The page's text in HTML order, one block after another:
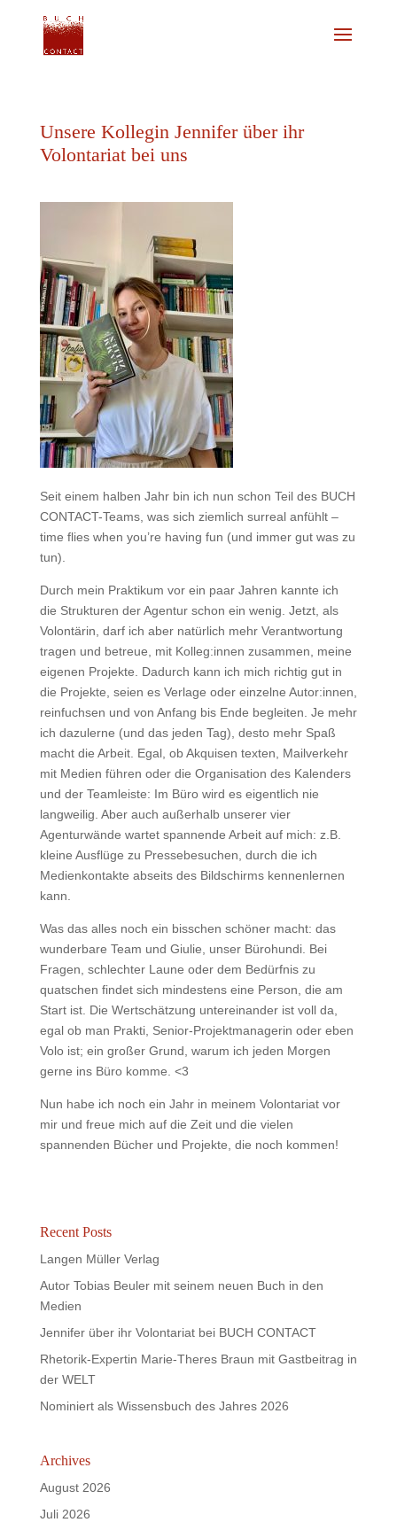
Unsere Kollegin Jennifer über ihr
Volontariat bei uns
Seit einem halben Jahr bin ich nun schon Teil des BUCH
CONTACT-Teams, was sich ziemlich surreal anfühlt –
time flies when you’re having fun (und immer gut was zu
tun).
Durch mein Praktikum vor ein paar Jahren kannte ich
die Strukturen der Agentur schon ein wenig. Jetzt, als
Volontärin, darf ich aber natürlich mehr Verantwortung
tragen und betreue, mit Kolleg:innen zusammen, meine
eigenen Projekte. Dadurch kann ich mich richtig gut in
die Projekte, seien es Verlage oder einzelne Autor:innen,
reinfuchsen und von Anfang bis Ende begleiten. Je mehr
ich dazulerne (und das jeden Tag), desto mehr Spaß
macht die Arbeit. Egal, ob Akquisen texten, Mailverkehr
mit Medien führen oder die Organisation des Kalenders
und der Teamleiste: Im Büro wird es eigentlich nie
langweilig. Aber auch außerhalb unserer vier
Agenturwände wartet spannende Arbeit auf mich: z.B.
kleine Ausflüge zu Pressebesuchen, durch die ich
Medienkontakte abseits des Bildschirms kennenlernen
kann.
Was das alles noch ein bisschen schöner macht: das
wunderbare Team und Giulie, unser Bürohundi. Bei
Fragen, schlechter Laune oder dem Bedürfnis zu
quatschen findet sich mindestens eine Person, die am
Start ist. Die Wertschätzung untereinander ist voll da,
egal ob man Prakti, Senior-Projektmanagerin oder eben
Volo ist; ein großer Grund, warum ich jeden Morgen
gerne ins Büro komme. <3
Nun habe ich noch ein Jahr in meinem Volontariat vor
mir und freue mich auf die Zeit und die vielen
spannenden Bücher und Projekte, die noch kommen!
Recent Posts
Langen Müller Verlag
Autor Tobias Beuler mit seinem neuen Buch in den
Medien
Jennifer über ihr Volontariat bei BUCH CONTACT
Rhetorik-Expertin Marie-Theres Braun mit Gastbeitrag in
der WELT
Nominiert als Wissensbuch des Jahres 2026
Archives
August 2026
Juli 2026